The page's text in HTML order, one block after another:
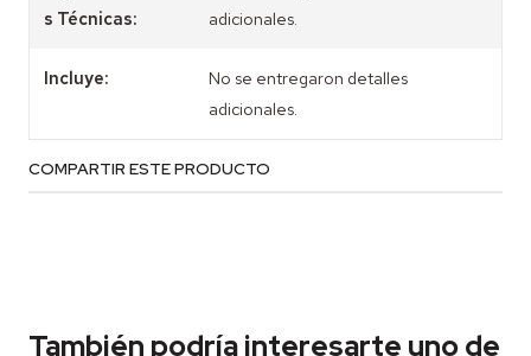
s Técnicas:
adicionales.
Incluye:
No se entregaron detalles
adicionales.
COMPARTIR ESTE PRODUCTO
También podría interesarte uno de